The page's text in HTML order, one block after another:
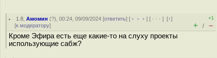
1.8 ,Амомин (?), 00:24, 09/09/2024 [ответить] [ ﹢﹢﹢] [ · · ·][↑]
[к модератору]
+1
+ / –
Кроме Эфира есть еще какие-то на слуху проекты
использующие сабж?